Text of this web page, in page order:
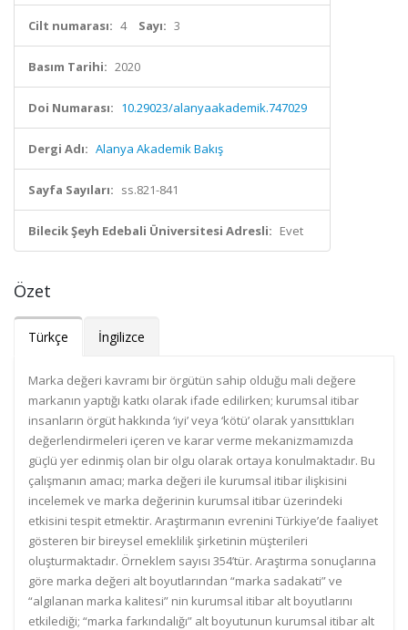
Cilt numarası: 4 Sayı: 3
Basım Tarihi: 2020
Doi Numarası: 10.29023/alanyaakademik.747029
Dergi Adı: Alanya Akademik Bakış
Sayfa Sayıları: ss.821-841
Bilecik Şeyh Edebali Üniversitesi Adresli: Evet
Özet
Türkçe İngilizce
Marka değeri kavramı bir örgütün sahip olduğu mali değere
markanın yaptığı katkı olarak ifade edilirken; kurumsal itibar
insanların örgüt hakkında ‘iyi’ veya ‘kötü’ olarak yansıttıkları
değerlendirmeleri içeren ve karar verme mekanizmamızda
güçlü yer edinmiş olan bir olgu olarak ortaya konulmaktadır. Bu
çalışmanın amacı; marka değeri ile kurumsal itibar ilişkisini
incelemek ve marka değerinin kurumsal itibar üzerindeki
etkisini tespit etmektir. Araştırmanın evrenini Türkiye’de faaliyet
gösteren bir bireysel emeklilik şirketinin müşterileri
oluşturmaktadır. Örneklem sayısı 354’tür. Araştırma sonuçlarına
göre marka değeri alt boyutlarından “marka sadakati” ve
“algılanan marka kalitesi” nin kurumsal itibar alt boyutlarını
etkilediği; “marka farkındalığı” alt boyutunun kurumsal itibar alt